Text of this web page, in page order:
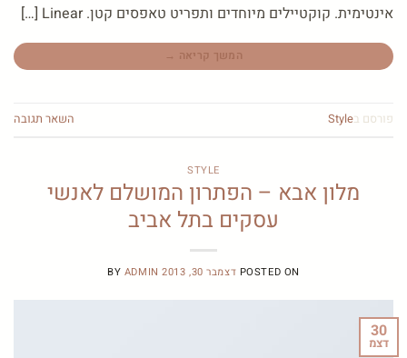
אינטימית. קוקטיילים מיוחדים ותפריט טאפסים קטן. Linear […]
המשך קריאה →
פורסם בStyle השאר תגובה
STYLE
מלון אבא – הפתרון המושלם לאנשי
עסקים בתל אביב
POSTED ON דצמבר 30, 2013 BY ADMIN
30
דצמ